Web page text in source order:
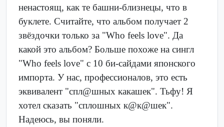
ненастоящ, как те башни-близнецы, что в
буклете. Считайте, что альбом получает 2
звёздочки только за "Who feels love". Да
какой это альбом? Больше похоже на сингл
"Who feels love" с 10 би-сайдами японского
импорта. У нас, профессионалов, это есть
эквивалент "спл@шных какашек". Тьфу! Я
хотел сказать "сплошных к@к@шек".
Надеюсь, вы поняли.